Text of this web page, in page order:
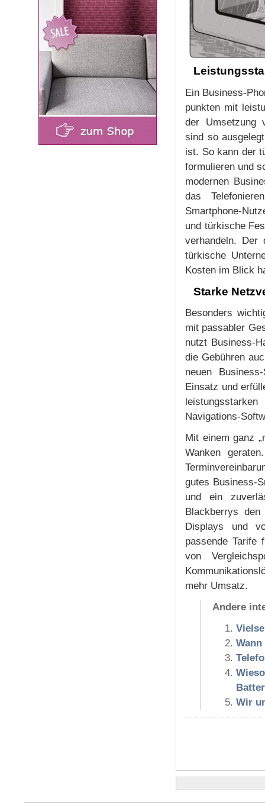
Ein Business-
punkten mit
der Umsetzung
sind so
ist. So kann der
formulieren und
modernen
das
Smartphone-
und türkische
verhandeln. Der
türkische
Kosten im Blick
Starke
Besonders
mit passabler
nutzt Business-
die Gebühren
neuen
Einsatz und
Navigations-
Mit einem ganz
Wanken
gutes Business-
und ein
Blackberrys
Displays und
passende Tarife
von
mehr Umsatz.
Andere
Wir